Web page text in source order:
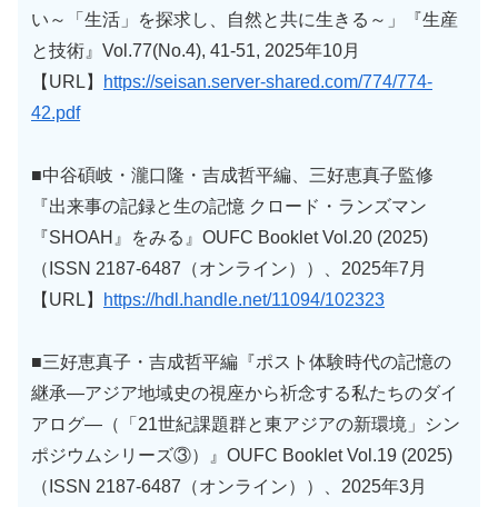
い～「生活」を探求し、自然と共に生きる～」『生産
と技術』Vol.77(No.4), 41-51, 2025年10月
【URL】
https://seisan.server-shared.com/774/774-
42.pdf
■中谷碩岐・瀧口隆・吉成哲平編、三好恵真子監修
『出来事の記録と生の記憶 クロード・ランズマン
『SHOAH』をみる』OUFC Booklet Vol.20 (2025)
（ISSN 2187-6487（オンライン））、2025年7月
【URL】
https://hdl.handle.net/11094/102323
■三好恵真子・吉成哲平編『ポスト体験時代の記憶の
継承―アジア地域史の視座から祈念する私たちのダイ
アログ―（「21世紀課題群と東アジアの新環境」シン
ポジウムシリーズ③）』OUFC Booklet Vol.19 (2025)
（ISSN 2187-6487（オンライン））、2025年3月